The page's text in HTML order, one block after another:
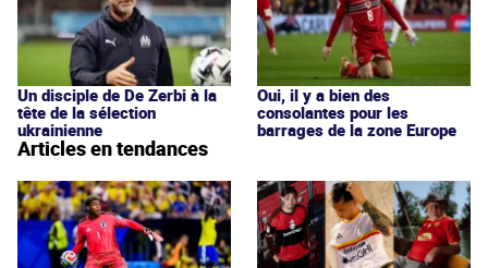
Un disciple de De Zerbi à la
tête de la sélection
ukrainienne
Oui, il y a bien des
consolantes pour les
barrages de la zone Europe
Articles en tendances